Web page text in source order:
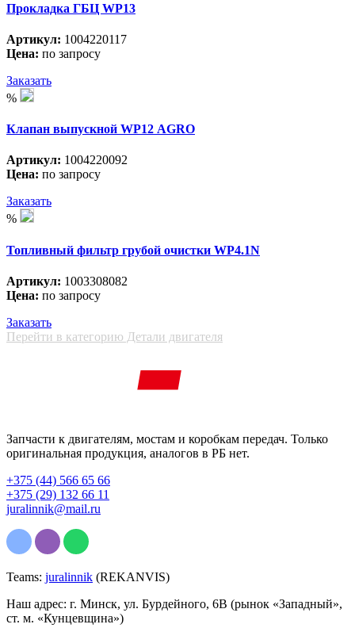
Прокладка ГБЦ WP13
Артикул: 1004220117
Цена: по запросу
Заказать
%
Клапан выпускной WP12 АGRO
Артикул: 1004220092
Цена: по запросу
Заказать
%
Топливный фильтр грубой очистки WP4.1N
Артикул: 1003308082
Цена: по запросу
Заказать
Перейти в категорию Детали двигателя
Запчасти к двигателям, мостам и коробкам передач. Только
оригинальная продукция, аналогов в РБ нет.
+375 (44) 566 65 66
+375 (29) 132 66 11
juralinnik@mail.ru
Teams: juralinnik (REKANVIS)
Наш адрес: г. Минск, ул. Бурдейного, 6В (рынок «Западный»,
ст. м. «Кунцевщина»)